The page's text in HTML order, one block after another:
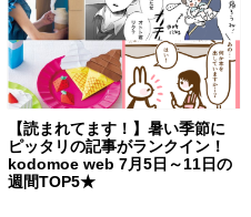
【読まれてます！】暑い季節に
ピッタリの記事がランクイン！
kodomoe web 7月5日～11日の
週間TOP5★